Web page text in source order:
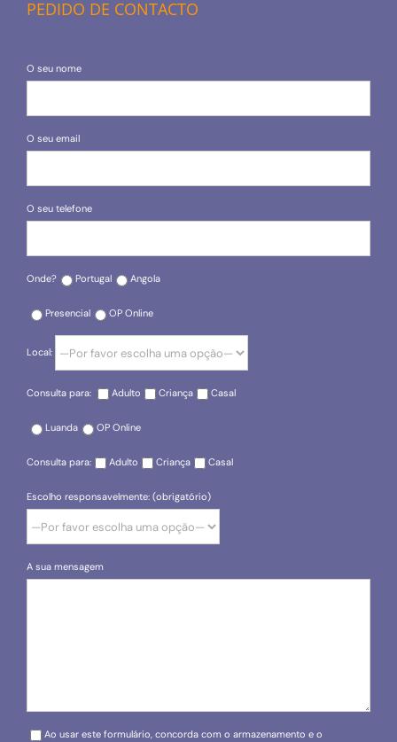
PEDIDO DE CONTACTO
O seu nome
O seu email
O seu telefone
Onde? Portugal Angola
Presencial OP Online
Local:
Consulta para: Adulto Criança Casal
Luanda OP Online
Consulta para: Adulto Criança Casal
Escolho responsavelmente: (obrigatório)
A sua mensagem
Please leave this field empty.
Ao usar este formulário, concorda com o armazenamento e o